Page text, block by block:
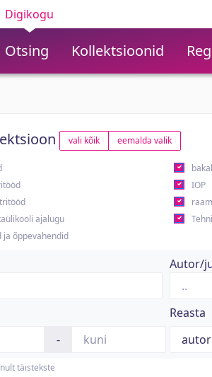
Digikogu
Otsing Kollektsioonid
vali kõik eemalda valik
IOP
ajalugu
ja õppevahendid
Autor/
-
Reasta
täistekste